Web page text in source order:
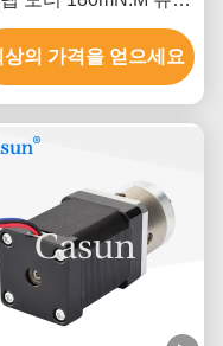
기어식 감속기 모터
상의 가격을 얻으세요